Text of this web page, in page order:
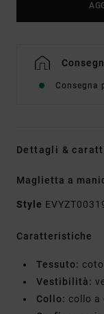
Consegna
Dettagli &
Maglietta a
Style
Caratteristiche
Tessuto:
Vestibilità:
Collo: collo a